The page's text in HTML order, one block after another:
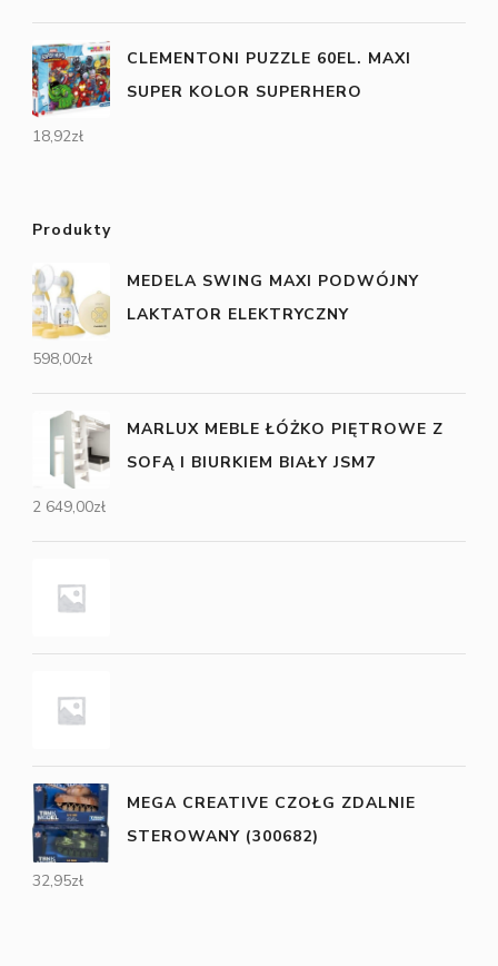
CLEMENTONI PUZZLE 60EL. MAXI
SUPER KOLOR SUPERHERO
18,92zł
Produkty
MEDELA SWING MAXI PODWÓJNY
LAKTATOR ELEKTRYCZNY
598,00zł
MARLUX MEBLE ŁÓŻKO PIĘTROWE Z
SOFĄ I BIURKIEM BIAŁY JSM7
2 649,00zł
MEGA CREATIVE CZOŁG ZDALNIE
STEROWANY (300682)
32,95zł